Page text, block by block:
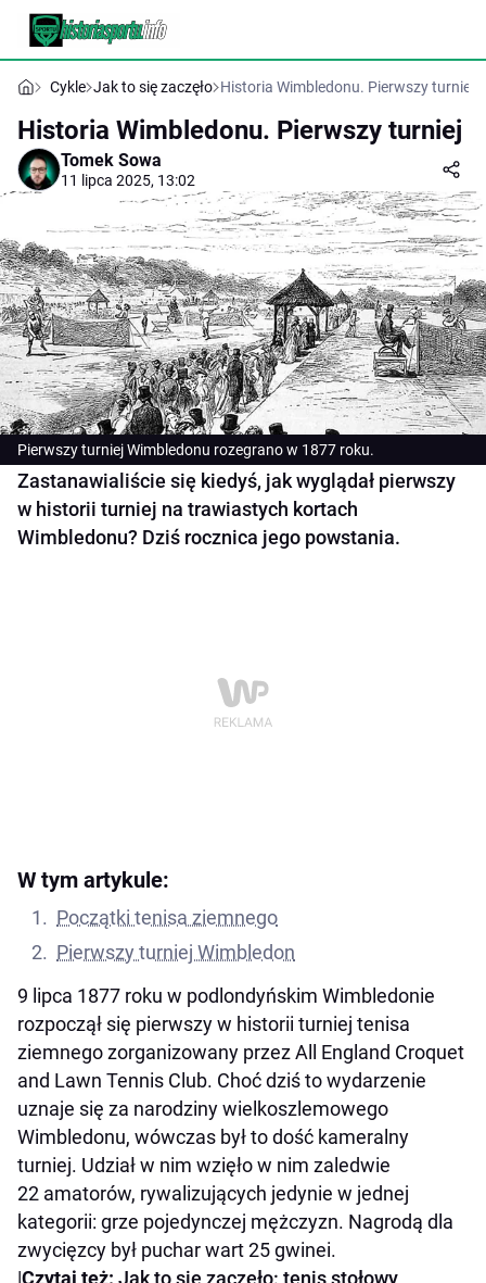
Cykle Jak to się zaczęło Historia Wimbledonu. Pierwszy turniej
Historia Wimbledonu. Pierwszy turniej
Tomek Sowa
11 lipca 2025, 13:02
Pierwszy turniej Wimbledonu rozegrano w 1877 roku.
Zastanawialiście się kiedyś, jak wyglądał pierwszy
w historii turniej na trawiastych kortach
Wimbledonu? Dziś rocznica jego powstania.
W tym artykule:
Początki tenisa ziemnego
Pierwszy turniej Wimbledon
9 lipca 1877 roku w podlondyńskim Wimbledonie
rozpoczął się pierwszy w historii turniej tenisa
ziemnego zorganizowany przez All England Croquet
and Lawn Tennis Club. Choć dziś to wydarzenie
uznaje się za narodziny wielkoszlemowego
Wimbledonu, wówczas był to dość kameralny
turniej. Udział w nim wzięło w nim zaledwie
22 amatorów, rywalizujących jedynie w jednej
kategorii: grze pojedynczej mężczyzn. Nagrodą dla
zwycięzcy był puchar wart 25 gwinei.
|Czytaj też: Jak to się zaczęło: tenis stołowy